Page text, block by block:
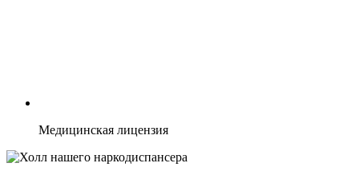
Медицинская лицензия